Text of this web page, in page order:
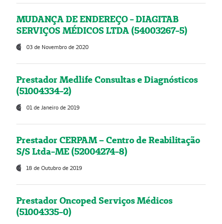
MUDANÇA DE ENDEREÇO - DIAGITAB
SERVIÇOS MÉDICOS LTDA (54003267-5)
03 de Novembro de 2020
Prestador Medlife Consultas e Diagnósticos
(51004334-2)
01 de Janeiro de 2019
Prestador CERPAM – Centro de Reabilitação
S/S Ltda-ME (52004274-8)
18 de Outubro de 2019
Prestador Oncoped Serviços Médicos
(51004335-0)